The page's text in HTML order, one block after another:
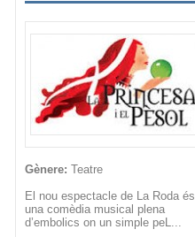
Gènere: Teatre
El nou espectacle de La Roda és
una comèdia musical plena
d’embolics on un simple peL...